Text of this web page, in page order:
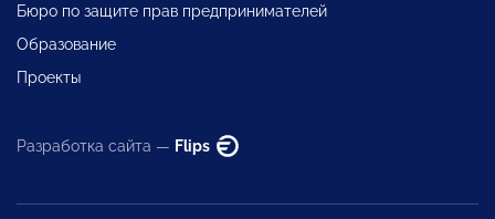
Бюро по защите прав предпринимателей
Образование
Проекты
Разработка сайта — Flips